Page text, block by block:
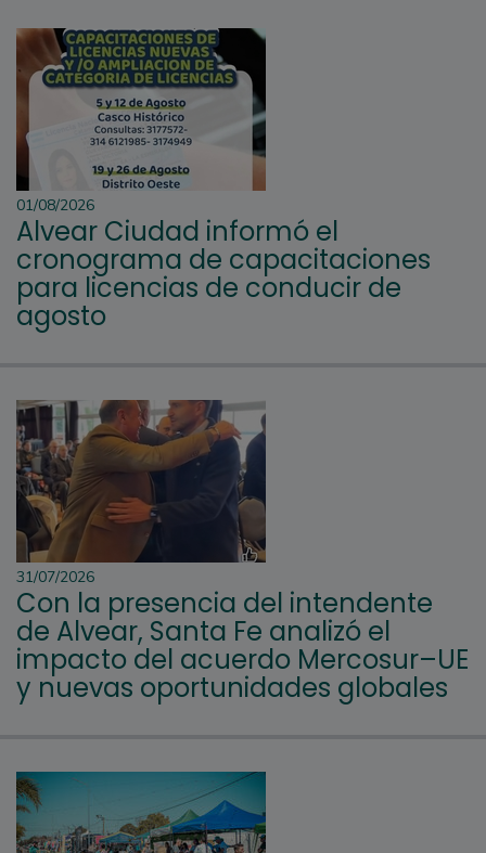
01/08/2026
Alvear Ciudad informó el
cronograma de capacitaciones
para licencias de conducir de
agosto
31/07/2026
Con la presencia del intendente
de Alvear, Santa Fe analizó el
impacto del acuerdo Mercosur–UE
y nuevas oportunidades globales